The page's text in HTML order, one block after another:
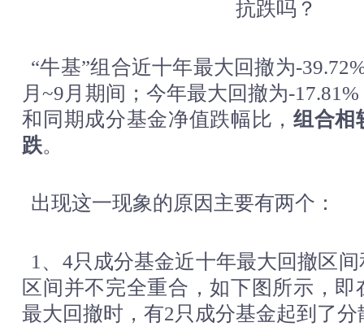
“牛基”组合近十年最大回撤为-
月~9月期间；今年最大回撤为-
和同期成分基金净值跌幅比， 组合相
跌。
出现这一现象的原因主要有两个：
1、4只成分基金近十年最大回撤区
区间并不完全重合，如下图所示，
最大回撤时，有2只成分基金起到了